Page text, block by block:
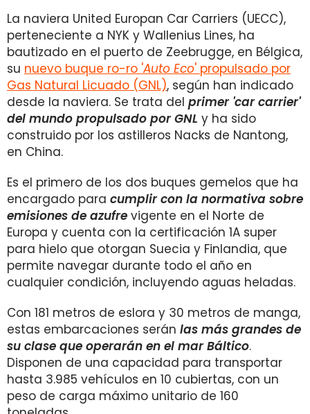
La naviera United Europan Car Carriers (UECC),
perteneciente a NYK y Wallenius Lines, ha
bautizado en el puerto de Zeebrugge, en Bélgica,
su nuevo buque ro-ro 'Auto Eco' propulsado por
Gas Natural Licuado (GNL), según han indicado
desde la naviera. Se trata del primer 'car carrier'
del mundo propulsado por GNL y ha sido
construido por los astilleros Nacks de Nantong,
en China.
Es el primero de los dos buques gemelos que ha
encargado para cumplir con la normativa sobre
emisiones de azufre vigente en el Norte de
Europa y cuenta con la certificación 1A super
para hielo que otorgan Suecia y Finlandia, que
permite navegar durante todo el año en
cualquier condición, incluyendo aguas heladas.
Con 181 metros de eslora y 30 metros de manga,
estas embarcaciones serán las más grandes de
su clase que operarán en el mar Báltico.
Disponen de una capacidad para transportar
hasta 3.985 vehículos en 10 cubiertas, con un
peso de carga máximo unitario de 160